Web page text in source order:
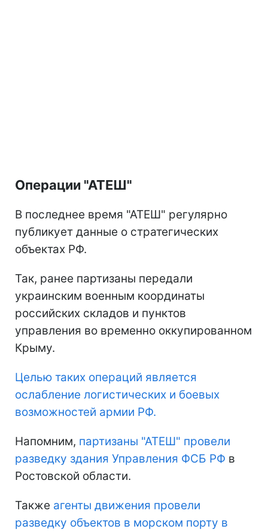
Операции "АТЕШ"
В последнее время "АТЕШ" регулярно
публикует данные о стратегических
объектах РФ.
Так, ранее партизаны передали
украинским военным координаты
российских складов и пунктов
управления во временно оккупированном
Крыму.
Целью таких операций является
ослабление логистических и боевых
возможностей армии РФ.
Напомним, партизаны "АТЕШ" провели
разведку здания Управления ФСБ РФ в
Ростовской области.
Также агенты движения провели
разведку объектов в морском порту в